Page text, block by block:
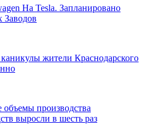
На Tesla. Запланировано
жители Краснодарского
производства
выросли в шесть раз